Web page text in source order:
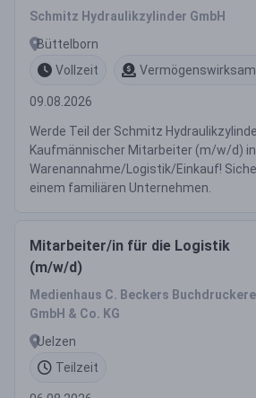
Schmitz Hydraulikzylinder GmbH
Büttelborn
Vollzeit
09.08.2026
Werde Teil der Schmitz
Kaufmännischer Mitarbeiter (m/w/d)
Warenannahme/Logistik/Einkauf!
einem familiären Unternehmen.
Mitarbeiter/in für die Logistik
(m/w/d)
Medienhaus C. Beckers
GmbH & Co. KG
Uelzen
Teilzeit